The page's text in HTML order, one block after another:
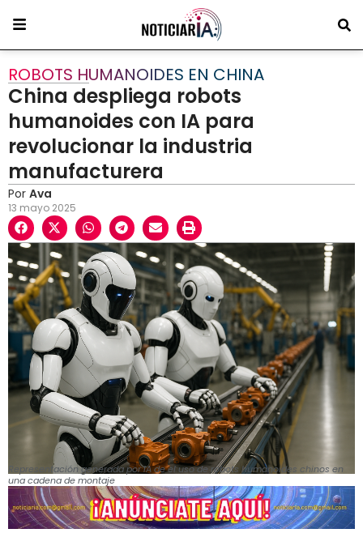
ROBOTS HUMANOIDES EN CHINA
China despliega robots
humanoides con IA para
revolucionar la industria
manufacturera
Por Ava
13 mayo 2025
Representación generada por IA de el uso de robots humanoides chinos en
una cadena de montaje